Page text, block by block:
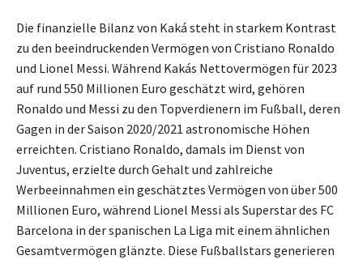
Die finanzielle Bilanz von Kaká steht in starkem Kontrast
zu den beeindruckenden Vermögen von Cristiano Ronaldo
und Lionel Messi. Während Kakás Nettovermögen für 2023
auf rund 550 Millionen Euro geschätzt wird, gehören
Ronaldo und Messi zu den Topverdienern im Fußball, deren
Gagen in der Saison 2020/2021 astronomische Höhen
erreichten. Cristiano Ronaldo, damals im Dienst von
Juventus, erzielte durch Gehalt und zahlreiche
Werbeeinnahmen ein geschätztes Vermögen von über 500
Millionen Euro, während Lionel Messi als Superstar des FC
Barcelona in der spanischen La Liga mit einem ähnlichen
Gesamtvermögen glänzte. Diese Fußballstars generieren